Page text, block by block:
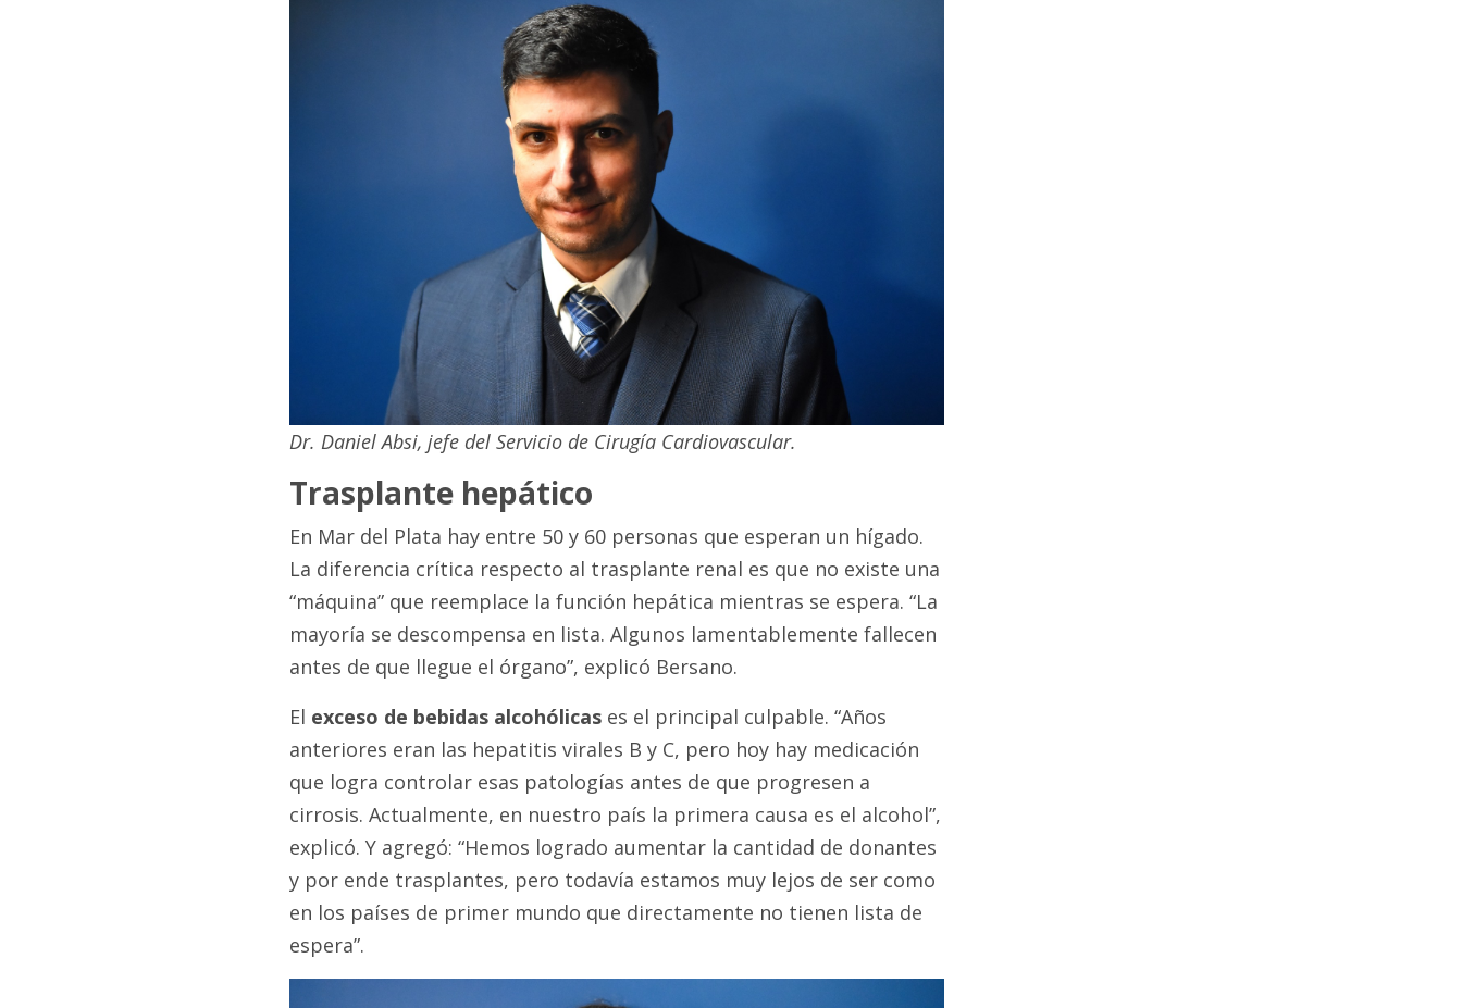
Dr. Daniel Absi, jefe del Servicio de Cirugía Cardiovascular.
Trasplante hepático
En Mar del Plata hay entre 50 y 60 personas que esperan un hígado.
La diferencia crítica respecto al trasplante renal es que no existe una
“máquina” que reemplace la función hepática mientras se espera. “La
mayoría se descompensa en lista. Algunos lamentablemente fallecen
antes de que llegue el órgano”, explicó Bersano.
El exceso de bebidas alcohólicases el principal culpable. “Años
anteriores eran las hepatitis virales B y C, pero hoy hay medicación
que logra controlar esas patologías antes de que progresen a
cirrosis. Actualmente, en nuestro país la primera causa es el alcohol”,
explicó. Y agregó: “Hemos logrado aumentar la cantidad de donantes
y por ende trasplantes, pero todavía estamos muy lejos de ser como
en los países de primer mundo que directamente no tienen lista de
espera”.